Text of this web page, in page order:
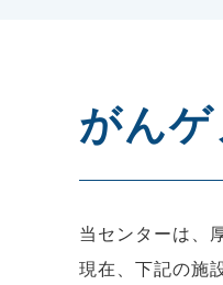
がん
当センターは、
現在、下記の施